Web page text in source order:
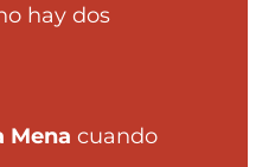
hay dos
Mena cuando